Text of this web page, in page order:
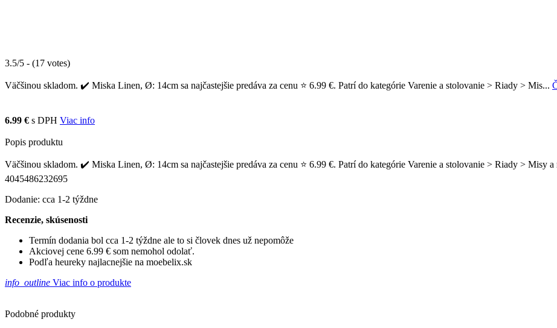
3.5/5 - (17 votes)
Väčšinou skladom. ✔️ Miska Linen, Ø: 14cm sa najčastejšie predáva za cenu ⭐ 6.99 €. Patrí do kategórie Varenie a stolovanie > Riady > Mis...
6.99 € s DPH Viac info
Popis produktu
Väčšinou skladom. ✔️ Miska Linen, Ø: 14cm sa najčastejšie predáva za cenu ⭐ 6.99 €. Patrí do kategórie Varenie a stolovanie > Riady >
4045486232695
Dodanie: cca 1-2 týždne
Recenzie, skúsenosti
Termín dodania bol cca 1-2 týždne ale to si človek dnes už nepomôže
Akciovej cene 6.99 € som nemohol odolať.
Podľa heureky najlacnejšie na moebelix.sk
info_outline Viac info o produkte
Podobné produkty